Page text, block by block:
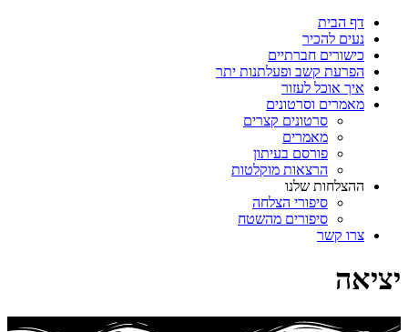
דף הבית
נעים להכיר
כישורים חברתיים
הפרעת קשב ופעלתנות יתר
איך אוכל לעזור
מאמרים וסרטונים
סרטונים קצרים
מאמרים
פורסם בעיתון
הרצאות מוקלטות
ההצלחות שלנו
סיפורי הצלחה
סיפורים מהשטח
צרו קשר
יציאה